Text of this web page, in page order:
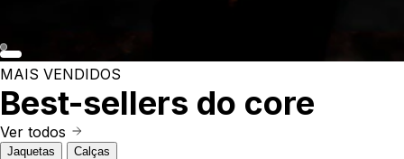
MAIS VENDIDOS
Best-sellers do core
Ver todos
Jaquetas Calças